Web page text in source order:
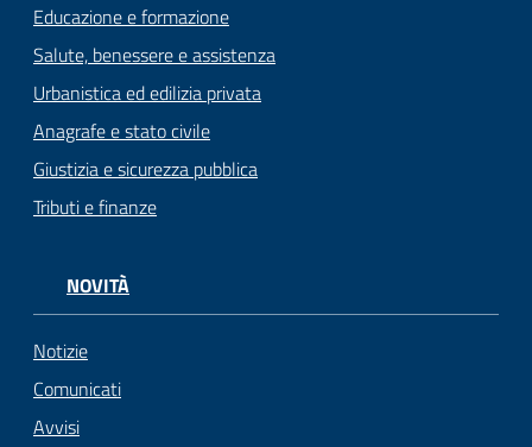
Educazione e formazione
Salute, benessere e assistenza
Urbanistica ed edilizia privata
Anagrafe e stato civile
Giustizia e sicurezza pubblica
Tributi e finanze
NOVITÀ
Notizie
Comunicati
Avvisi